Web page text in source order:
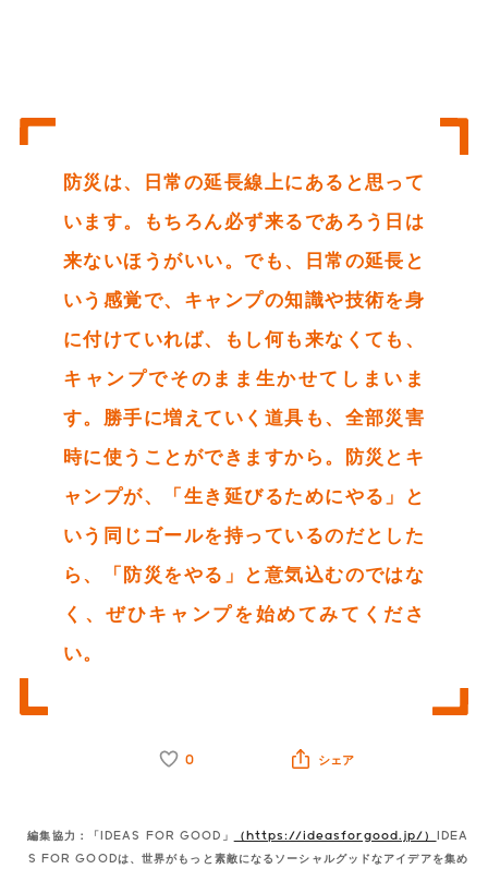
防災は、日常の延長線上にあると思って
います。もちろん必ず来るであろう日は
来ないほうがいい。でも、日常の延長と
いう感覚で、キャンプの知識や技術を身
に付けていれば、もし何も来なくても、
キャンプでそのまま生かせてしまいま
す。勝手に増えていく道具も、全部災害
時に使うことができますから。防災とキ
ャンプが、「生き延びるためにやる」と
いう同じゴールを持っているのだとした
ら、「防災をやる」と意気込むのではな
く、ぜひキャンプを始めてみてくださ
い。
0 シェア
編集協力：「IDEAS FOR GOOD」 （https://ideasforgood.jp/） IDEA
S FOR GOODは、世界がもっと素敵になるソーシャルグッドなアイデアを集め